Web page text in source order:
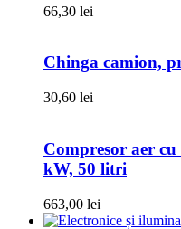
66,30 lei
Chinga camion,
30,60 lei
Compresor aer
kW, 50 litri
663,00 lei